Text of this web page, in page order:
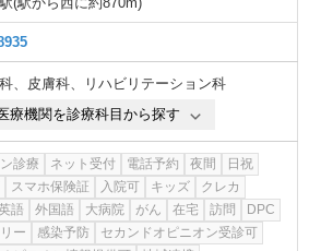
、 皮膚科、
リハビリテーション科
療機関を診療科目から探す
診療 ネット受付 電話予約 夜間
日祝
スマホ保険証 入院可 キッズ
クレカ
語 外国語 大病院 がん 在宅 訪問
DPC
ー
感染予防
セカンドオピニオン受診可